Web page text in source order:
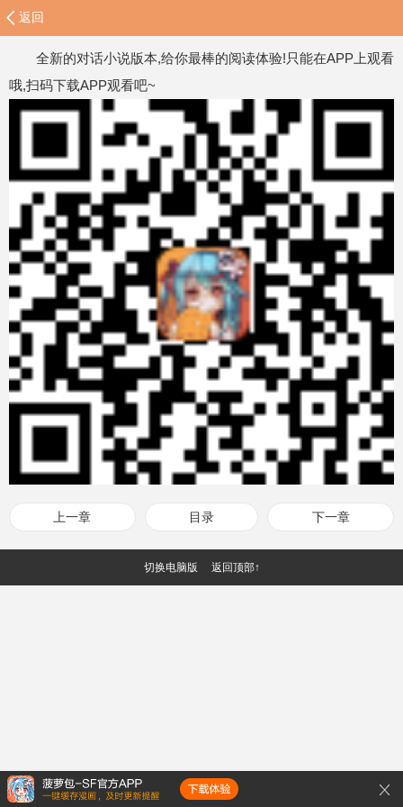
返回
全新的对话小说版本,给你最棒的阅读体验!只能在APP上观看
哦,扫码下载APP观看吧~
上一章 目录 下一章
切换电脑版 返回顶部↑